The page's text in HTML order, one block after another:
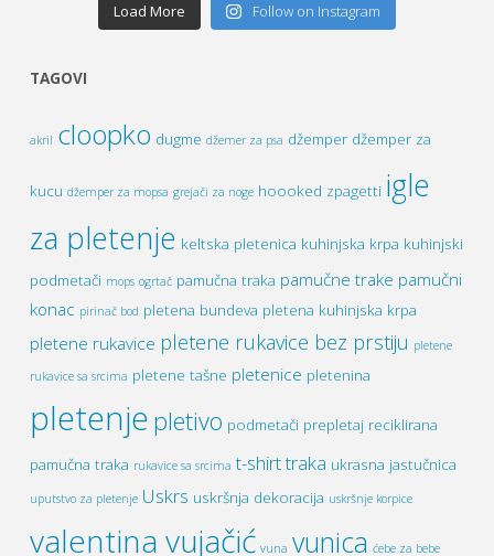
Load More Follow on Instagram
TAGOVI
akril cloopko dugme džemer za psa džemper džemper za
kucu džemper za mopsa grejači za noge hoooked zpagetti igle
za pletenje keltska pletenica kuhinjska krpa kuhinjski
podmetači mops ogrtač pamučna traka pamučne trake pamučni
konac pirinač bod pletena bundeva pletena kuhinjska krpa
pletene rukavice pletene rukavice bez prstiju pletene
rukavice sa srcima pletene tašne pletenice pletenina
pletenje pletivo podmetači prepletaj reciklirana
pamučna traka rukavice sa srcima t-shirt traka ukrasna jastučnica
uputstvo za pletenje Uskrs uskršnja dekoracija uskršnje korpice
valentina vujačić vuna vunica ćebe za bebe